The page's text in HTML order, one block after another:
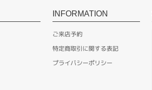
INFORMATION
ご来店予約
特定商取引に関する表記
プライバシーポリシー